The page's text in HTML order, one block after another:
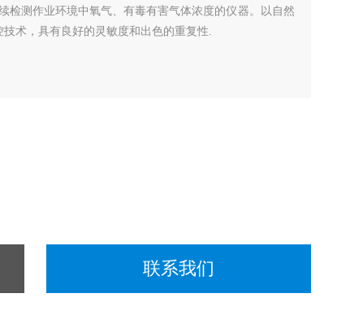
检测作业环境中氧气、有毒有害气体浓度的仪器。以自然
术，具有良好的灵敏度和出色的重复性.
联系我们